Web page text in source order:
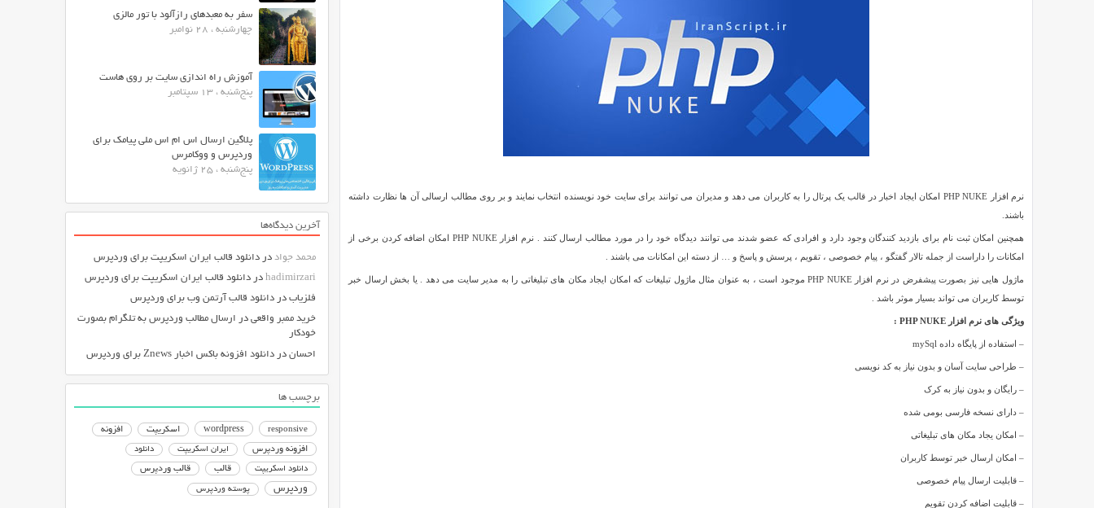
NUKEنرم
PHP
NUKE
یک
سیستم
می
باشد
که
تحت
نرم افزار PHP NUKE امکان ایجاد اخبار در قالب یک پرتال را به کاربران می دهد و مدیران می توانند برای سایت خود نویسنده انتخاب نمایند و بر روی مطالب ارسالی آن ها نظارت داشته
باشند.
همچنین امکان ثبت نام برای بازدید کنندگان وجود دارد و افرادی که عضو شدند می توانند دیدگاه خود را در مورد مطالب ارسال کنند . نرم افزار PHP NUKE امکان اضافه کردن برخی از
امکانات را داراست از جمله تالار گفتگو ، پیام خصوصی ، تقویم ، پرسش و پاسخ و … از دسته این امکانات می باشند .
ماژول هایی نیز بصورت پیشفرض در نرم افزار PHP NUKE موجود است ، به عنوان مثال ماژول تبلیغات که امکان ایجاد مکان های تبلیغاتی را به مدیر سایت می دهد . یا بخش ارسال خبر
توسط کاربران می تواند بسیار موثر باشد .
ویژگی های نرم افزار PHP NUKE :
– استفاده از پایگاه داده mySql
– طراحی سایت آسان و بدون نیاز به کد نویسی
– رایگان و بدون نیاز به کرک
– دارای نسخه فارسی بومی شده
– امکان یجاد مکان های تبلیغاتی
– امکان ارسال خبر توسط کاربران
– قابلیت ارسال پیام خصوصی
– قابلیت اضافه کردن تقویم
سفر به معبدهای رازآلود با تور مالزی
چهارشنبه ، 28 نوامبر
آموزش راه اندازی سایت بر روی هاست
پنج‌شنبه ، 13 سپتامبر
پلاگین ارسال اس ام اس ملی پیامک برای
وردپرس و ووکامرس
پنج‌شنبه ، 25 ژانویه
آخرین دیدگاه‌ها
محمد جواد در دانلود قالب ایران اسکریپت برای وردپرس
hadimirzari در دانلود قالب ایران اسکریپت برای وردپرس
فلزیاب در دانلود قالب آرتمن وب برای وردپرس
خرید ممبر واقعی در ارسال مطالب وردپرس به تلگرام بصورت
خودکار
احسان در دانلود افزونه باکس اخبار Znews برای وردپرس
برچسب ها
responsive
wordpress اسکریپت
افزونه
افزونه وردپرس
ایران اسکریپت دانلود
دانلود اسکریپت قالب قالب وردپرس
وردپرس پوسته وردپرس